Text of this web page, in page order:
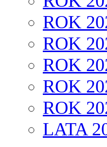
ROK
ROK
ROK
ROK
ROK
LATA